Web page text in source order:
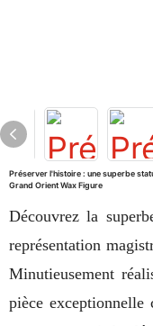
Préserver l'histoire : une superbe
Grand Orient Wax Figure
Découvrez la
représentation
Minutieusement
pièce exceptionnelle